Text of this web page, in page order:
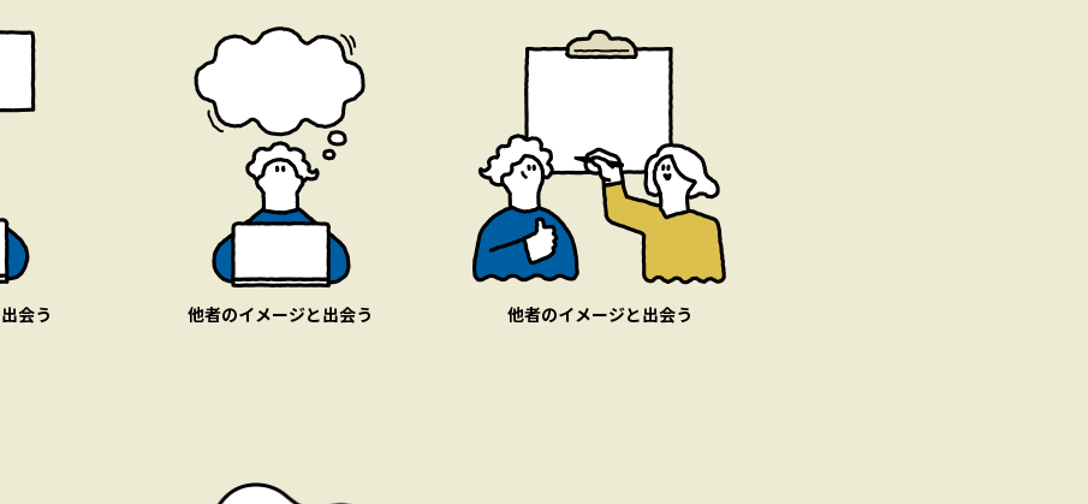
出会う 他者のイメージと出会う 他者のイメージと出会う